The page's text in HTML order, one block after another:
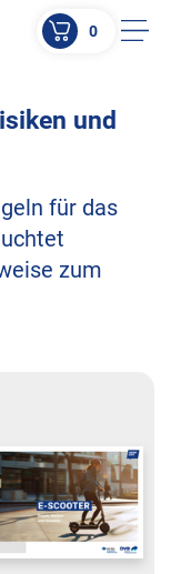
0
und
für das
zum